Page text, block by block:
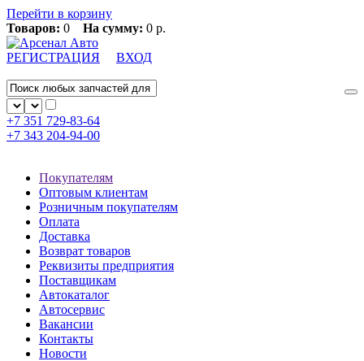
Перейти в корзину
Товаров: 0 На сумму: 0 р.
РЕГИСТРАЦИЯ ВХОД
+7 351 729-83-64
+7 343 204-94-00
Покупателям
Оптовым клиентам
Розничным покупателям
Оплата
Доставка
Возврат товаров
Реквизиты предприятия
Поставщикам
Автокаталог
Автосервис
Вакансии
Контакты
Новости